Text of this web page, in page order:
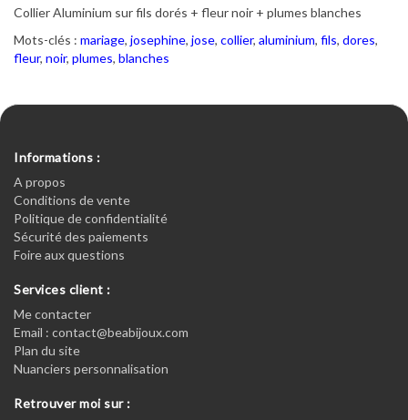
Collier Aluminium sur fils dorés + fleur noir + plumes blanches
Mots-clés : mariage, josephine, jose, collier, aluminium, fils, dores,
fleur, noir, plumes, blanches
Informations :
A propos
Conditions de vente
Politique de confidentialité
Sécurité des paiements
Foire aux questions
Services client :
Me contacter
Email : contact@beabijoux.com
Plan du site
Nuanciers personnalisation
Retrouver moi sur :